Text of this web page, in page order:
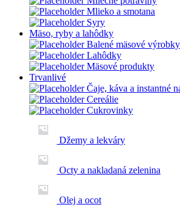
Mlieko a smotana
Syry
Mäso, ryby a lahôdky
Balené mäsové výrobky
Lahôdky
Mäsové produkty
Trvanlivé
Čaje, káva a instantné
Cereálie
Cukrovinky
Džemy a lekváry
Octy a nakladaná zelenina
Olej a ocot